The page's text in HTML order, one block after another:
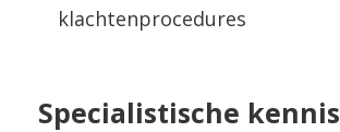
klachtenprocedures
Specialistische kennis